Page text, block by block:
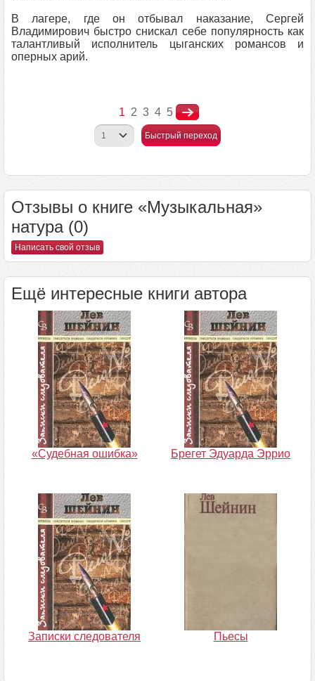
В лагере, где он отбывал наказание, Сергей
Владимирович быстро снискал себе популярность как
талантливый исполнитель цыганских романсов и
оперных арий.
1 2 3 4 5
Быстрый переход
Отзывы о книге «Музыкальная»
натура (0)
Написать свой отзыв
Ещё интересные книги автора
«Судебная ошибка» Брегет Эдуарда Эррио
Записки следователя Пьесы